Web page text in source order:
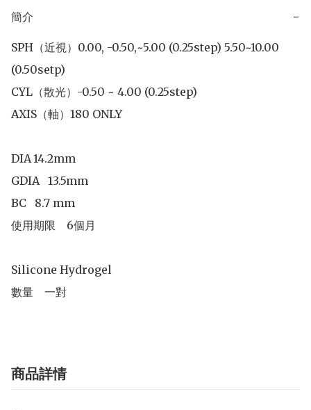
簡介 −
SPH（近視）0.00, -0.50,~5.00 (0.25step) 5.50~10.00
(0.50setp)
CYL（散光）-0.50 ~ 4.00 (0.25step)
AXIS（軸）180 ONLY
DIA	14.2mm
GDIA   13.5mm
BC   8.7 mm
使用期限	6個月
Silicone Hydrogel
數量	一對
商品詳情